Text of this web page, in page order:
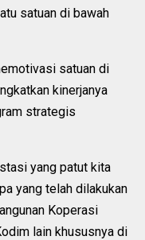
satuan di bawah
satuan di
kinerjanya
strategis
yang patut kita
yang telah dilakukan
Koperasi
lain khususnya di